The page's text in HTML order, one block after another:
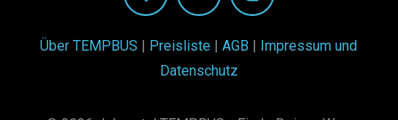
Über TEMPBUS | Preisliste |AGB | Impressum und
Datenschutz